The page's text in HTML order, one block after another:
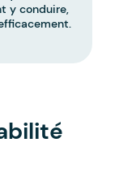
y conduire,